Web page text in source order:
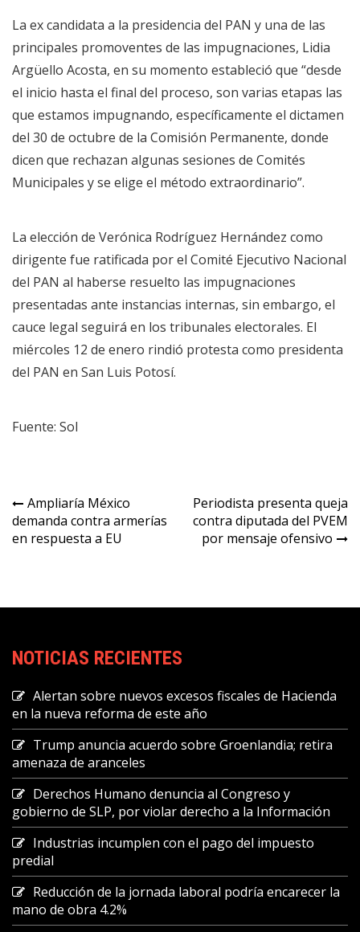
La ex candidata a la presidencia del PAN y una de las
principales promoventes de las impugnaciones, Lidia
Argüello Acosta, en su momento estableció que “desde
el inicio hasta el final del proceso, son varias etapas las
que estamos impugnando, específicamente el dictamen
del 30 de octubre de la Comisión Permanente, donde
dicen que rechazan algunas sesiones de Comités
Municipales y se elige el método extraordinario”.
La elección de Verónica Rodríguez Hernández como
dirigente fue ratificada por el Comité Ejecutivo Nacional
del PAN al haberse resuelto las impugnaciones
presentadas ante instancias internas, sin embargo, el
cauce legal seguirá en los tribunales electorales. El
miércoles 12 de enero rindió protesta como presidenta
del PAN en San Luis Potosí.
Fuente: Sol
Navegación
de
Ampliaría México
demanda contra armerías
en respuesta a EU
Periodista presenta queja
contra diputada del PVEM
por mensaje ofensivo
NOTICIAS RECIENTES
Alertan sobre nuevos excesos fiscales de Hacienda
en la nueva reforma de este año
Trump anuncia acuerdo sobre Groenlandia; retira
amenaza de aranceles
Derechos Humano denuncia al Congreso y
gobierno de SLP, por violar derecho a la Información
Industrias incumplen con el pago del impuesto
predial
Reducción de la jornada laboral podría encarecer la
mano de obra 4.2%